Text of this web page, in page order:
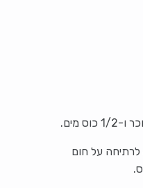
לרתיחה על חום